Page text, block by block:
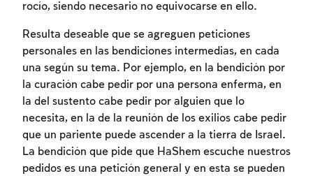
rocío, siendo necesario no equivocarse en ello.
Resulta deseable que se agreguen peticiones
personales en las bendiciones intermedias, en cada
una según su tema. Por ejemplo, en la bendición por
la curación cabe pedir por una persona enferma, en
la del sustento cabe pedir por alguien que lo
necesita, en la de la reunión de los exilios cabe pedir
que un pariente puede ascender a la tierra de Israel.
La bendición que pide que HaShem escuche nuestros
pedidos es una petición general y en esta se pueden